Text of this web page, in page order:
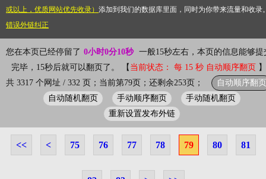
或以上，优质网站优先收录） 添加到我们的数据库里面，同时为你带来流量和收录
错误外链纠正
您在本页已经停留了 0小时0分10秒 一般15秒左右，本页的信息能够提
完毕，15秒后就可以翻页了。 【 当前状态： 每 15 秒 自动顺序翻页 】
共 3317 个网址 / 332 页；当前第79页；还剩余253页；
自动顺序翻页
自动随机翻页
手动顺序翻页
手动随机翻页
重新设置发布外链
<< < 75 76 77 78 79 80 81